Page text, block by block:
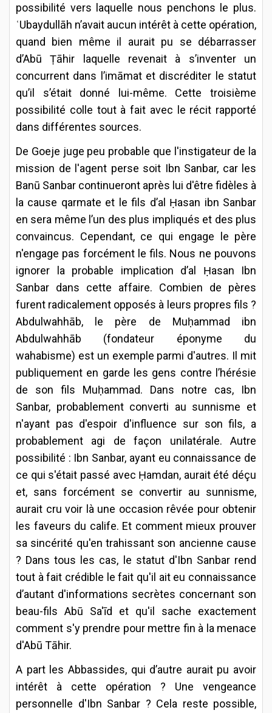
possibilité vers laquelle nous penchons le plus.
ʿUbaydullāh n’avait aucun intérêt à cette opération,
quand bien même il aurait pu se débarrasser
d’Abū Ṭāhir laquelle revenait à s’inventer un
concurrent dans l’imāmat et discréditer le statut
qu’il s’était donné lui-même. Cette troisième
possibilité colle tout à fait avec le récit rapporté
dans différentes sources.
De Goeje juge peu probable que l'instigateur de la
mission de l'agent perse soit Ibn Sanbar, car les
Banū Sanbar continueront après lui d'être fidèles à
la cause qarmate et le fils d’al Ḥasan ibn Sanbar
en sera même l’un des plus impliqués et des plus
convaincus. Cependant, ce qui engage le père
n'engage pas forcément le fils. Nous ne pouvons
ignorer la probable implication d’al Ḥasan Ibn
Sanbar dans cette affaire. Combien de pères
furent radicalement opposés à leurs propres fils ?
Abdulwahhāb, le père de Muḥammad ibn
Abdulwahhāb (fondateur éponyme du
wahabisme) est un exemple parmi d'autres. Il mit
publiquement en garde les gens contre l’hérésie
de son fils Muḥammad. Dans notre cas, Ibn
Sanbar, probablement converti au sunnisme et
n'ayant pas d'espoir d'influence sur son fils, a
probablement agi de façon unilatérale. Autre
possibilité : Ibn Sanbar, ayant eu connaissance de
ce qui s'était passé avec Ḥamdan, aurait été déçu
et, sans forcément se convertir au sunnisme,
aurait cru voir là une occasion rêvée pour obtenir
les faveurs du calife. Et comment mieux prouver
sa sincérité qu'en trahissant son ancienne cause
? Dans tous les cas, le statut d'Ibn Sanbar rend
tout à fait crédible le fait qu'il ait eu connaissance
d’autant d'informations secrètes concernant son
beau-fils Abū Sa'īd et qu'il sache exactement
comment s'y prendre pour mettre fin à la menace
d'Abū Tāhir.
A part les Abbassides, qui d’autre aurait pu avoir
intérêt à cette opération ? Une vengeance
personnelle d'Ibn Sanbar ? Cela reste possible,